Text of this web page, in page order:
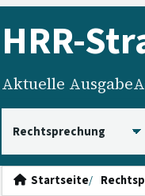
HRR-
Aktuelle Ausgabe
Startseite